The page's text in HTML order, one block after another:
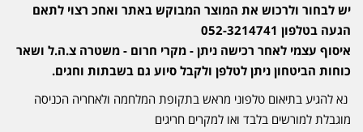
יש לבחור ולרכוש את המוצר המבוקש באתר ואחכ רצוי לתאם
הגעה בטלפון 052-3214741
איסוף עצמי לאחר רכישה ניתן - מקרי חרום - משטרה צ.ה.ל ושאר
כוחות הביטחון ניתן לטלפן ולקבל סיוע גם בשבתות וחגים.
נא להגיע בתיאום טלפוני מראש בתקופת המלחמה ולאחריה הכניסה
מוגבלת למורשים בלבד ואו למקרים חריגים